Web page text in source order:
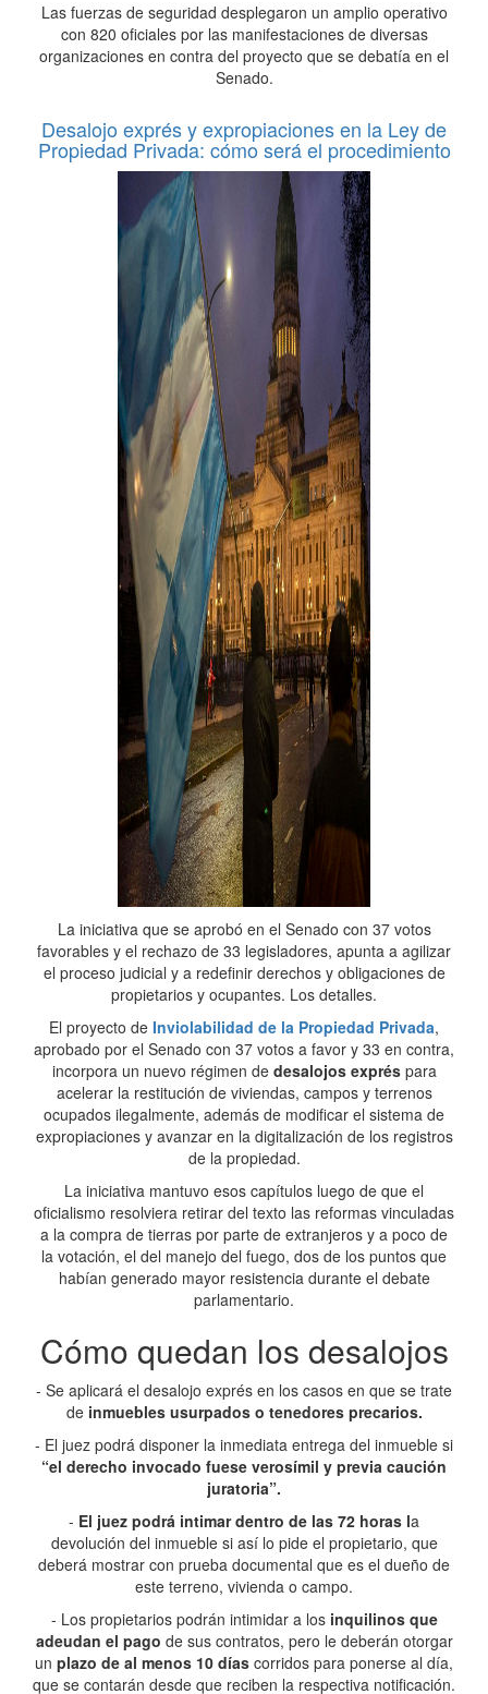
Las fuerzas de seguridad desplegaron un amplio operativo
con 820 oficiales por las manifestaciones de diversas
organizaciones en contra del proyecto que se debatía en el
Senado.
Desalojo exprés y expropiaciones en la Ley de
Propiedad Privada: cómo será el procedimiento
La iniciativa que se aprobó en el Senado con 37 votos
favorables y el rechazo de 33 legisladores, apunta a agilizar
el proceso judicial y a redefinir derechos y obligaciones de
propietarios y ocupantes. Los detalles.
El proyecto de Inviolabilidad de la Propiedad Privada,
aprobado por el Senado con 37 votos a favor y 33 en contra,
incorpora un nuevo régimen de desalojos expréspara
acelerar la restitución de viviendas, campos y terrenos
ocupados ilegalmente, además de modificar el sistema de
expropiaciones y avanzar en la digitalización de los registros
de la propiedad.
La iniciativa mantuvo esos capítulos luego de que el
oficialismo resolviera retirar del texto las reformas vinculadas
a la compra de tierras por parte de extranjeros y a poco de
la votación, el del manejo del fuego, dos de los puntos que
habían generado mayor resistencia durante el debate
parlamentario.
Cómo quedan los desalojos
- Se aplicará el desalojo exprés en los casos en que se trate
de inmuebles usurpados o tenedores precarios.
- El juez podrá disponer la inmediata entrega del inmueble si
“el derecho invocado fuese verosímil y previa caución
juratoria”.
- El juez podrá intimar dentro de las 72 horas la
devolución del inmueble si así lo pide el propietario, que
deberá mostrar con prueba documental que es el dueño de
este terreno, vivienda o campo.
- Los propietarios podrán intimidar a los inquilinos que
adeudan el pago de sus contratos, pero le deberán otorgar
un plazo de al menos 10 días corridos para ponerse al día,
que se contarán desde que reciben la respectiva notificación.